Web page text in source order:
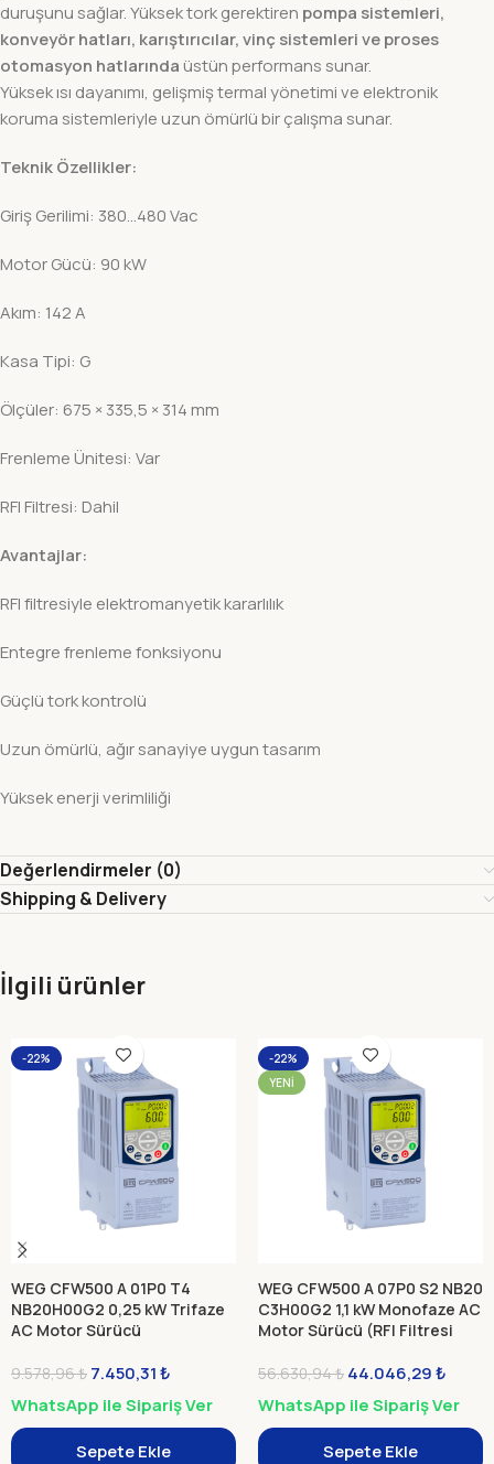
duruşunu sağlar. Yüksek tork gerektiren pompa sistemleri,
konveyör hatları, karıştırıcılar, vinç sistemleri ve proses
otomasyon hatlarında üstün performans sunar.
Yüksek ısı dayanımı, gelişmiş termal yönetimi ve elektronik
koruma sistemleriyle uzun ömürlü bir çalışma sunar.
Teknik Özellikler:
Giriş Gerilimi: 380…480 Vac
Motor Gücü: 90 kW
Akım: 142 A
Kasa Tipi: G
Ölçüler: 675 × 335,5 × 314 mm
Frenleme Ünitesi: Var
RFI Filtresi: Dahil
Avantajlar:
RFI filtresiyle elektromanyetik kararlılık
Entegre frenleme fonksiyonu
Güçlü tork kontrolü
Uzun ömürlü, ağır sanayiye uygun tasarım
Yüksek enerji verimliliği
Değerlendirmeler (0)
Shipping & Delivery
İlgili ürünler
-22%
WEG CFW500 A 01P0 T4
NB20H00G2 0,25 kW Trifaze
AC Motor Sürücü
9.578,96₺ 7.450,31₺
WhatsApp ile Sipariş Ver
Sepete Ekle
-22%
YENI
WEG CFW500 A 07P0 S2 NB20
C3H00G2 1,1 kW Monofaze AC
Motor Sürücü (RFI Filtresi
56.630,94₺ 44.046,29₺
WhatsApp ile Sipariş Ver
Sepete Ekle